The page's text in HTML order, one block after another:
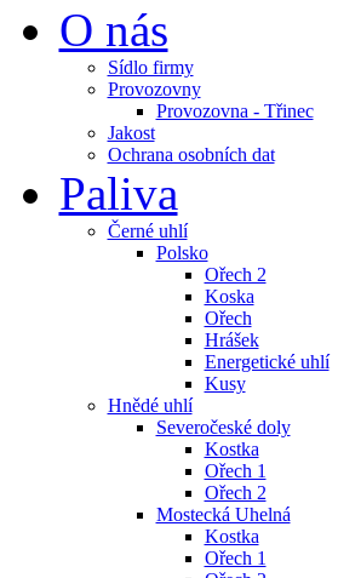
O nás
Sídlo firmy
Provozovny
Provozovna - Třinec
Jakost
Ochrana osobních dat
Paliva
Černé uhlí
Polsko
Ořech 2
Koska
Ořech
Hrášek
Energetické uhlí
Kusy
Hnědé uhlí
Severočeské doly
Kostka
Ořech 1
Ořech 2
Mostecká Uhelná
Kostka
Ořech 1